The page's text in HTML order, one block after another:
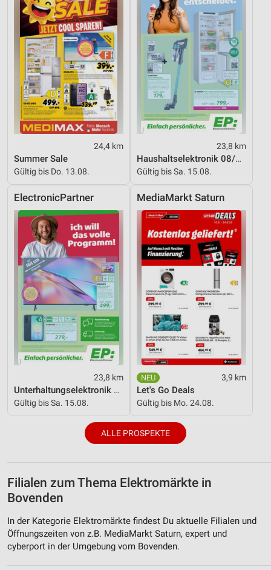
24,4 km
Summer Sale
Gültig bis Do. 13.08.
23,8 km
Haushaltselektronik 08/2026
Gültig bis Sa. 15.08.
ElectronicPartner
23,8 km
Unterhaltungselektronik 08/2026
Gültig bis Sa. 15.08.
MediaMarkt Saturn
3,9 km
Let's Go Deals
Gültig bis Mo. 24.08.
ALLE PROSPEKTE
Filialen zum Thema Elektromärkte in
Bovenden
In der Kategorie Elektromärkte findest Du aktuelle Filialen und
Öffnungszeiten von z.B. MediaMarkt Saturn, expert und
cyberport in der Umgebung vom Bovenden.
Werbung